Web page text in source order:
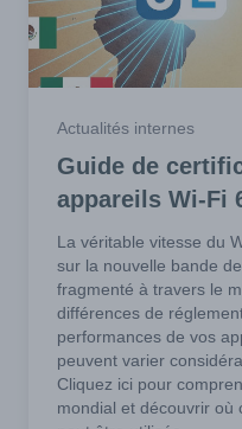
Actualités internes
Guide de
appareils Wi-Fi
La véritable vitesse du
sur la nouvelle bande
fragmenté à travers le
différences de
performances de vos
peuvent varier
Cliquez ici pour
mondial et découvrir où